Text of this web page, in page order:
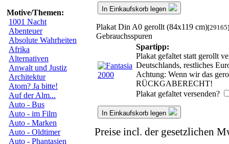
Motive/Themen:
1001 Nacht
Abenteuer
Absolute Wahrheiten
Afrika
Alternativen
Anwalt und Justiz
Architektur
Atom? Ja bitte!
Auf der Alm...
Auto - Bus
Auto - im Film
Auto - Marken
Auto - Oldtimer
Auto - Phantasien
In Einkaufskorb legen
Plakat Din A0 gerollt (84x119 cm)[29165]
Gebrauchsspuren
Spartipp:
Plakat gefaltet statt gerollt
Deutschlands, restliches
Achtung: Wenn wir das
RÜCKGABERECHT!
Plakat gefaltet versenden?
In Einkaufskorb legen
Preise incl. der gesetzlichen